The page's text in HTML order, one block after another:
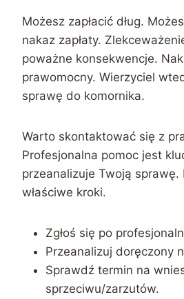
Możesz zapłacić dług.
nakaz zapłaty.
poważne konsekwencje.
prawomocny. Wierzyciel
sprawę do komornika.
Warto skontaktować się z
Profesjonalna pomoc jest
przeanalizuje Twoją sprawę.
właściwe kroki.
Zgłoś się po
Przeanalizuj doręczony
Sprawdź termin na
sprzeciwu/zarzutów.